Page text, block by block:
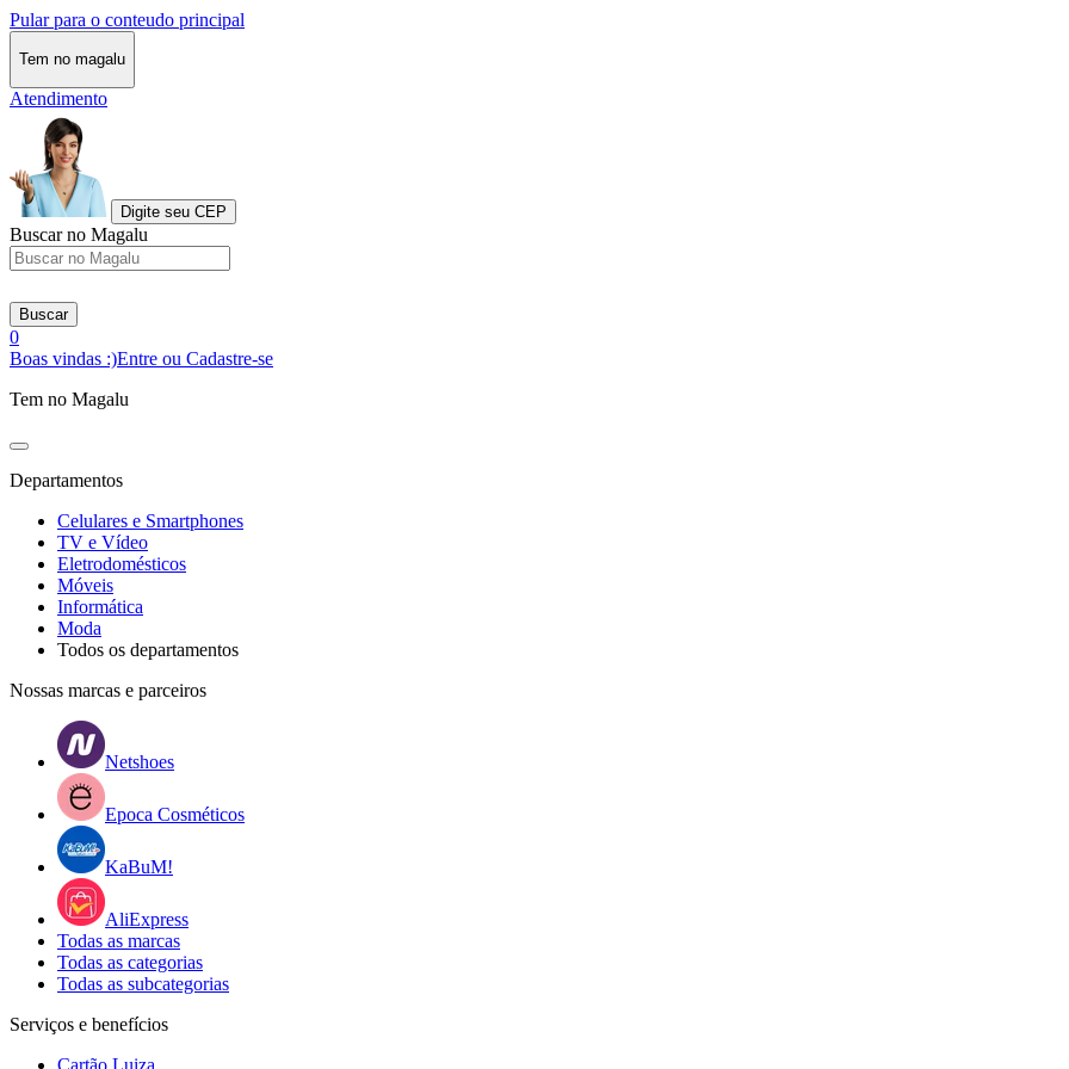
Pular para o conteudo principal
Tem no magalu
Atendimento
Digite seu CEP
Buscar no Magalu
Buscar
0
Boas vindas :)Entre ou Cadastre-se
Tem no Magalu
Departamentos
Celulares e Smartphones
TV e Vídeo
Eletrodomésticos
Móveis
Informática
Moda
Todos os departamentos
Nossas marcas e parceiros
Netshoes
Epoca Cosméticos
KaBuM!
AliExpress
Todas as marcas
Todas as categorias
Todas as subcategorias
Serviços e benefícios
Cartão Luiza